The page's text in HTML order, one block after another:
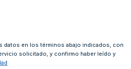
datos en los términos abajo indicados, con
solicitado, y confirmo haber leído y